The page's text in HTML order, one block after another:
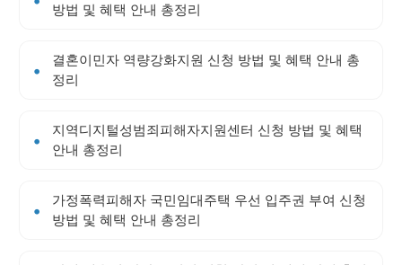
방법 및 혜택 안내 총정리
결혼이민자 역량강화지원 신청 방법 및 혜택 안내 총
정리
지역디지털성범죄피해자지원센터 신청 방법 및 혜택
안내 총정리
가정폭력피해자 국민임대주택 우선 입주권 부여 신청
방법 및 혜택 안내 총정리